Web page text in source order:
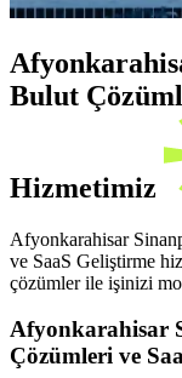
Bulut
Hizmetimiz
Afyonkarahisar
ve SaaS Geliştirme
çözümler ile işinizi
Afyonkarahisar
Çözümleri ve